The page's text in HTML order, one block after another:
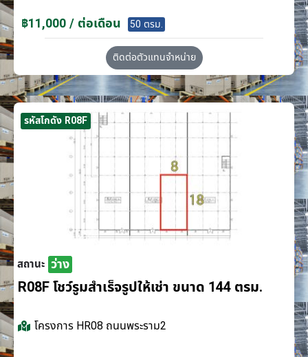
฿11,000 / ต่อเดือน 50 ตรม.
ติดต่อตัวแทนจำหน่าย
รหัสโกดัง R08F
สถานะ ว่าง
R08F โชว์รูมสำเร็จรูปให้เช่า ขนาด 144 ตรม.
โครงการ HR08 ถนนพระราม2